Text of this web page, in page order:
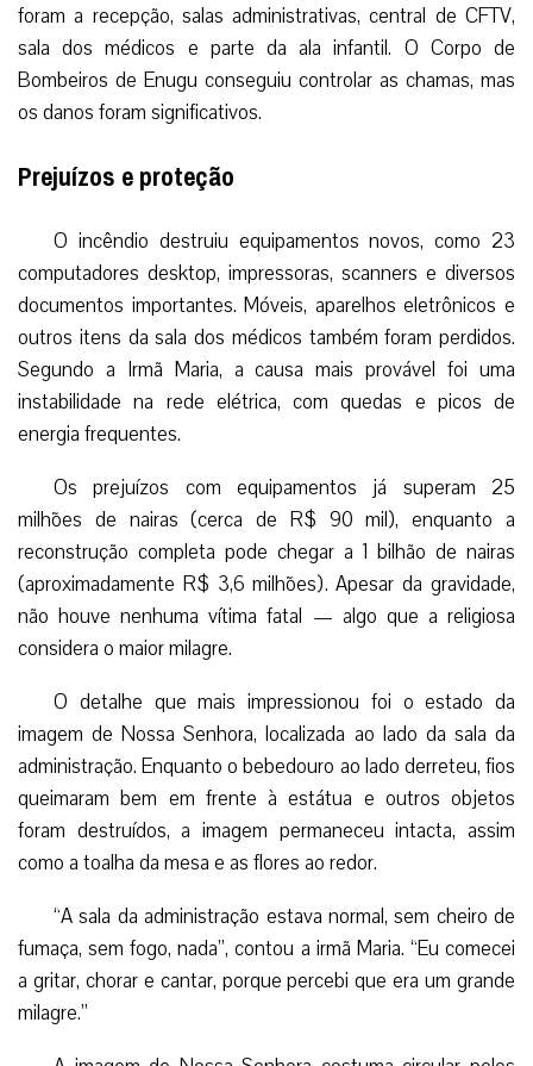
foram a recepção, salas administrativas, central de CFTV,
sala dos médicos e parte da ala infantil. O Corpo de
Bombeiros de Enugu conseguiu controlar as chamas, mas
os danos foram significativos.
Prejuízos e proteção
O incêndio destruiu equipamentos novos, como 23
computadores desktop, impressoras, scanners e diversos
documentos importantes. Móveis, aparelhos eletrônicos e
outros itens da sala dos médicos também foram perdidos.
Segundo a Irmã Maria, a causa mais provável foi uma
instabilidade na rede elétrica, com quedas e picos de
energia frequentes.
Os prejuízos com equipamentos já superam 25
milhões de nairas (cerca de R$ 90 mil), enquanto a
reconstrução completa pode chegar a 1 bilhão de nairas
(aproximadamente R$ 3,6 milhões). Apesar da gravidade,
não houve nenhuma vítima fatal — algo que a religiosa
considera o maior milagre.
O detalhe que mais impressionou foi o estado da
imagem de Nossa Senhora, localizada ao lado da sala da
administração. Enquanto o bebedouro ao lado derreteu, fios
queimaram bem em frente à estátua e outros objetos
foram destruídos, a imagem permaneceu intacta, assim
como a toalha da mesa e as flores ao redor.
“A sala da administração estava normal, sem cheiro de
fumaça, sem fogo, nada”, contou a irmã Maria. “Eu comecei
a gritar, chorar e cantar, porque percebi que era um grande
milagre.”